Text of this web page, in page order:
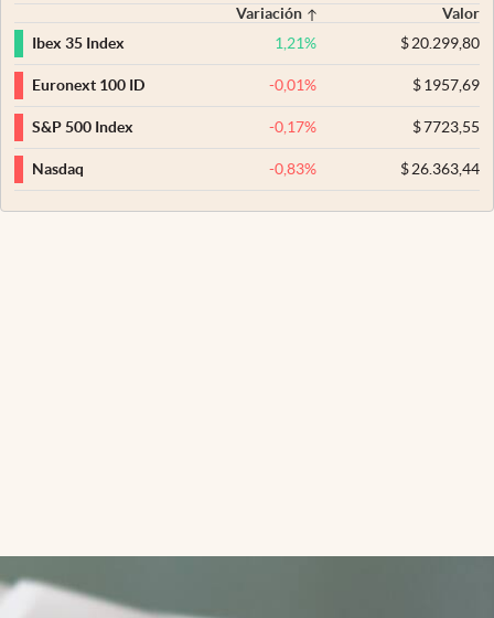
Variación
Valor
Ibex 35 Index
1,21% $20.299,80
Euronext 100 ID -0,01% $1957,69
S&P 500 Index -0,17% $7723,55
Nasdaq -0,83% $26.363,44